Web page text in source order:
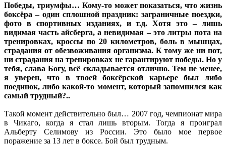
Победы, триумфы… Кому-то может показаться, что жизнь
боксёра – один сплошной праздник: заграничные поездки,
фото в спортивных изданиях, и т.д. Хотя это – лишь
видимая часть айсберга, а невидимая – это литры пота на
тренировках, кроссы по 20 километров, боль в мышцах,
страдания от обезвоживания организма. К тому же ни пот,
ни страдания на тренировках не гарантируют победы. Но у
тебя, слава Богу, всё складывается отлично. Тем не менее,
я уверен, что в твоей боксёрской карьере был либо
поединок, либо какой-то момент, который запомнился как
самый трудный?..
Такой момент действительно был… 2007 год, чемпионат мира
в Чикаго, когда я стал лишь вторым. Тогда я проиграл
Альберту Селимову из России. Это было мое первое
поражение за 13 лет в боксе. Бой был трудным.